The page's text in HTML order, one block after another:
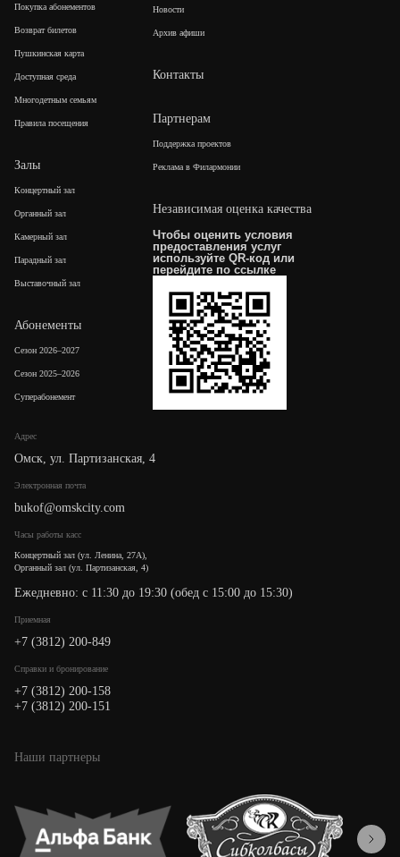
Адрес
Омск, ул. Партизанская, 4
Электронная почта
bukof@omskcity.com
Часы работы касс
Концертный зал (ул. Ленина, 27А),
Органный зал (ул. Партизанская, 4)
Ежедневно: с 11:30 до 19:30 (обед с 15:00 до 15:30)
Приемная
+7 (3812) 200-849
Cправки и бронирование
+7 (3812) 200-158
+7 (3812) 200-151
Покупка абонементов
Возврат билетов
Пушкинская карта
Доступная среда
Многодетным семьям
Правила посещения
Залы
Концертный зал
Органный зал
Камерный зал
Парадный зал
Выставочный зал
Абонементы
Сезон 2026–2027
Сезон 2025–2026
Суперабонемент
Новости
Архив афиши
Контакты
Партнерам
Поддержка проектов
Реклама в Филармонии
Независимая оценка качества
Чтобы оценить условия
предоставления услуг
используйте QR-код или
перейдите по ссылке
Наши партнеры